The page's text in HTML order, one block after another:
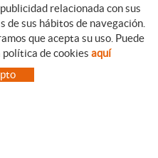
GUIA DE COMPRA
CONDICIONES DE COMPRA
PAGO
relacionada con sus
sus hábitos de navegación.
que acepta su uso. Puede
de cookies aquí